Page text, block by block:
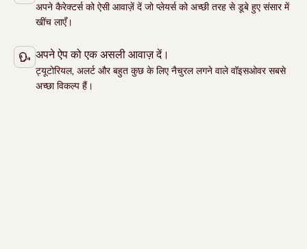
अपने कैरेक्‍टर्स को ऐसी आवाज़ें दें जो प्‍लेयर्स को अच्‍छी तरह से डूबे हुए संसार में
खींच लाएँ।
अपने ऐप को एक असली आवाज़ दें।
ट्यूटोरियल, अलर्ट और बहुत कुछ के लिए नैचुरल लगने वाले वॉइसओवर सबसे
अच्‍छा विकल्‍प हैं।